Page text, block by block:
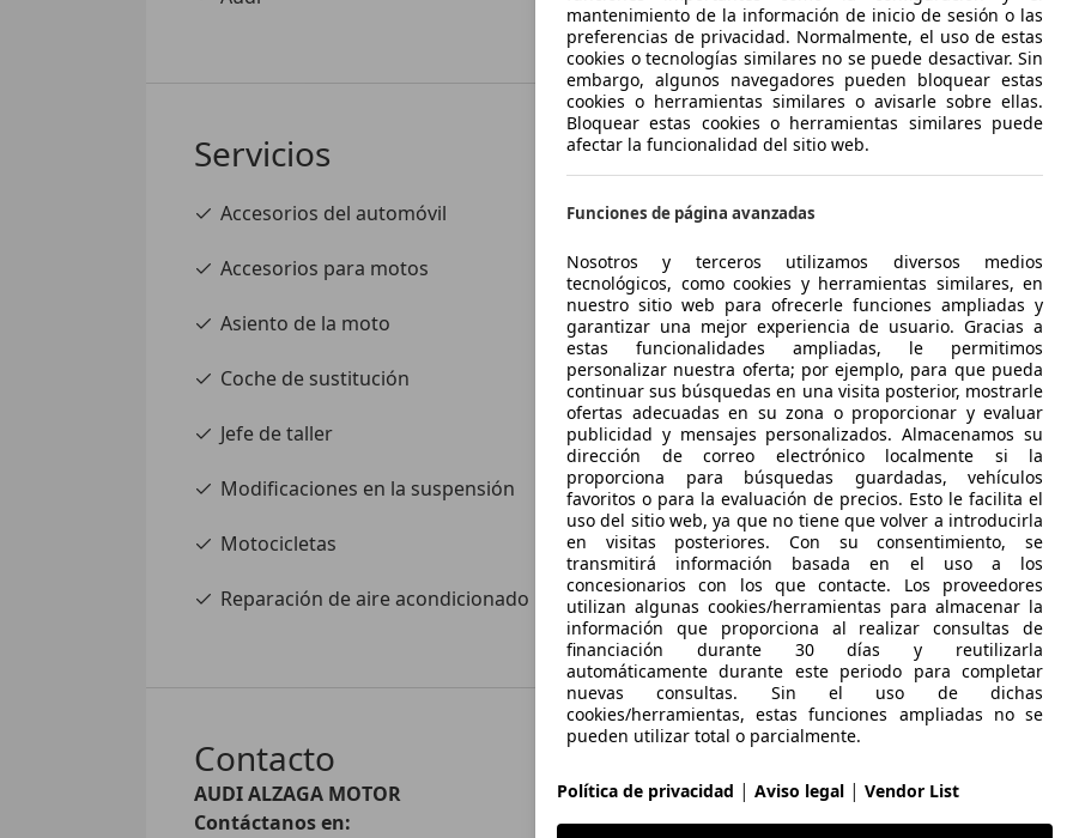
Servicios
Accesorios del automóvil
Accesorios para motos
Asiento de la moto
Coche de sustitución
Jefe de taller
Modificaciones en la suspensión
Motocicletas
Reparación de aire acondicionado
Reparación de cilindros
Reparación del motor
Repuestos
Ropa para motos
Seguros
Servicio de neumáticos
Servicio para la amortiguación
Servicios financieros
Contacto
AUDI ALZAGA MOTOR
Contáctanos en:
mantenimiento de la información de inicio de sesión o las
preferencias de privacidad. Normalmente, el uso de estas
cookies o tecnologías similares no se puede desactivar. Sin
embargo, algunos navegadores pueden bloquear estas
cookies o herramientas similares o avisarle sobre ellas.
Bloquear estas cookies o herramientas similares puede
afectar la funcionalidad del sitio web.
Funciones de página avanzadas
Nosotros y terceros utilizamos diversos medios
tecnológicos, como cookies y herramientas similares, en
nuestro sitio web para ofrecerle funciones ampliadas y
garantizar una mejor experiencia de usuario. Gracias a
estas funcionalidades ampliadas, le permitimos
personalizar nuestra oferta; por ejemplo, para que pueda
continuar sus búsquedas en una visita posterior, mostrarle
ofertas adecuadas en su zona o proporcionar y evaluar
publicidad y mensajes personalizados. Almacenamos su
dirección de correo electrónico localmente si la
proporciona para búsquedas guardadas, vehículos
favoritos o para la evaluación de precios. Esto le facilita el
uso del sitio web, ya que no tiene que volver a introducirla
en visitas posteriores. Con su consentimiento, se
transmitirá información basada en el uso a los
concesionarios con los que contacte. Los proveedores
utilizan algunas cookies/herramientas para almacenar la
información que proporciona al realizar consultas de
financiación durante 30 días y reutilizarla
automáticamente durante este periodo para completar
nuevas consultas. Sin el uso de dichas
cookies/herramientas, estas funciones ampliadas no se
pueden utilizar total o parcialmente.
Política de privacidad | Aviso legal | Vendor List